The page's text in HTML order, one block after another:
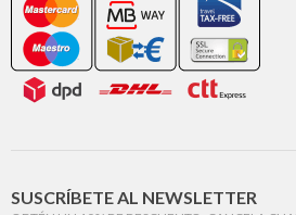
SUSCRÍBETE AL NEWSLETTER